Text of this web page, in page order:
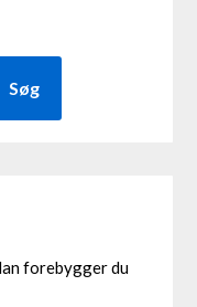
Søg
forebygger du